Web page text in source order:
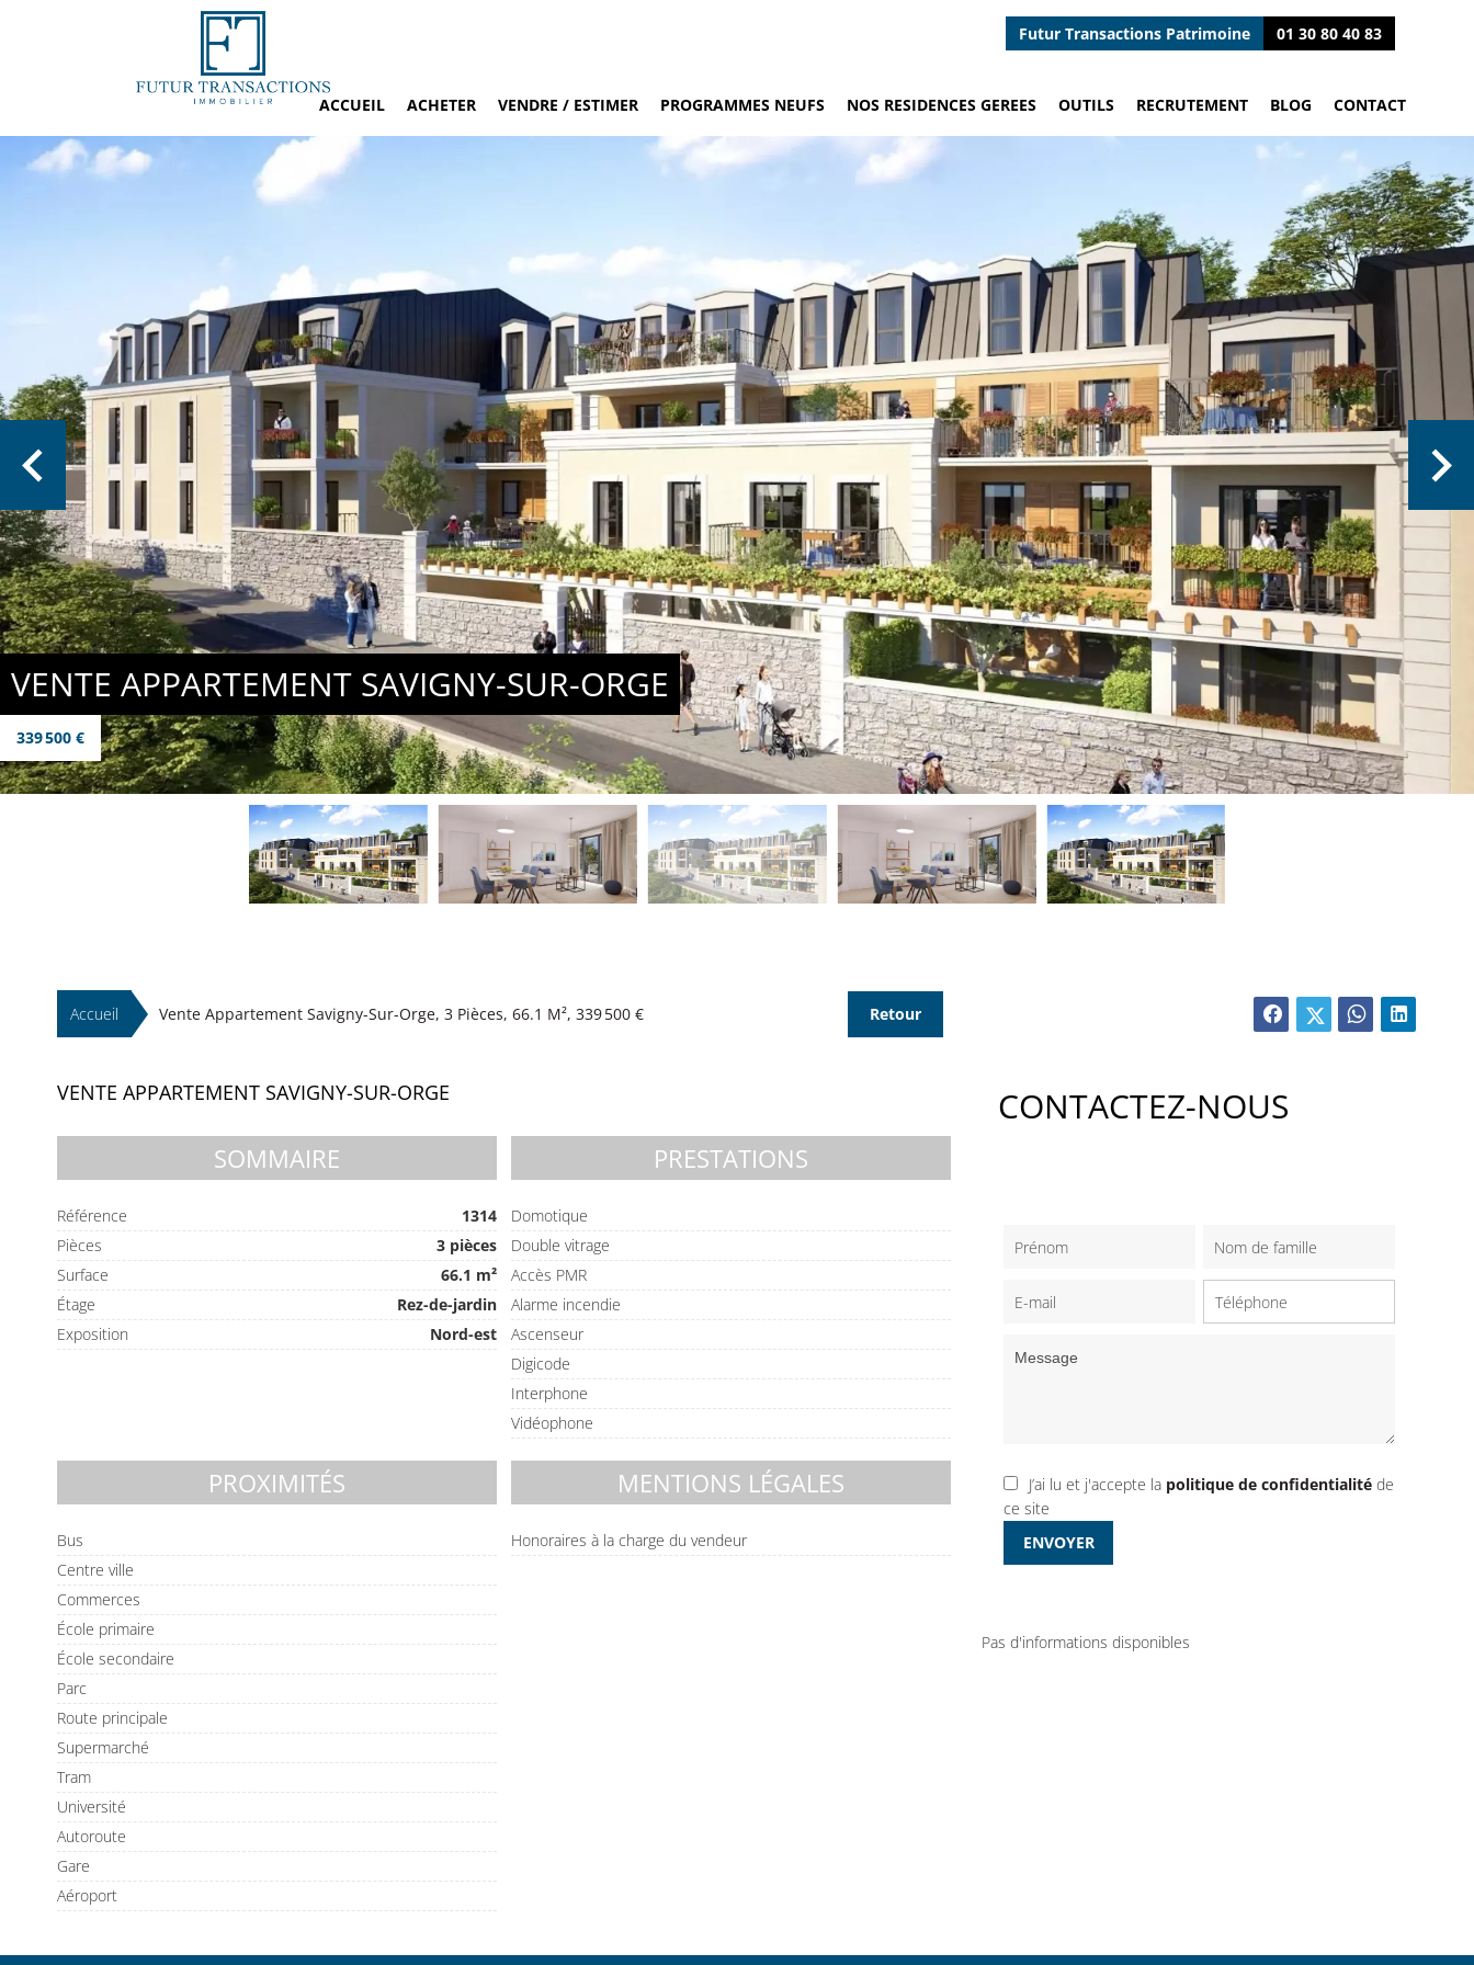
Futur Transactions Patrimoine 01 30 80 40 83
ACCUEIL ACHETER VENDRE / ESTIMER PROGRAMMES NEUFS NOS RESIDENCES GEREES OUTILS RECRUTEMENT BLOG CONTACT
VENTE APPARTEMENT SAVIGNY-SUR-ORGE
339 500 €
Accueil Vente Appartement Savigny-Sur-Orge, 3 Pièces, 66.1 M², 339 500 € Retour
VENTE APPARTEMENT SAVIGNY-SUR-ORGE
SOMMAIRE
Référence
1314
Pièces
3 pièces
Surface
66.1 m²
Étage
Rez-de-jardin
Exposition
Nord-est
PRESTATIONS
Domotique
Double vitrage
Accès PMR
Alarme incendie
Ascenseur
Digicode
Interphone
Vidéophone
PROXIMITÉS
Bus
Centre ville
Commerces
École primaire
École secondaire
Parc
Route principale
Supermarché
Tram
Université
Autoroute
Gare
Aéroport
MENTIONS LÉGALES
Honoraires à la charge du vendeur
CONTACTEZ-NOUS
J’ai lu et j'accepte la politique de confidentialité de
ce site
ENVOYER
Pas d'informations disponibles